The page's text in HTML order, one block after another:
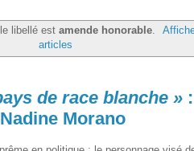
libellé est amende honorable.
articles
de race blanche »
Morano